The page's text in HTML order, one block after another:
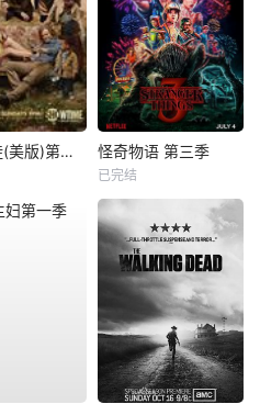
无耻之徒(美版)第三季 怪奇物语 第三季
已完结